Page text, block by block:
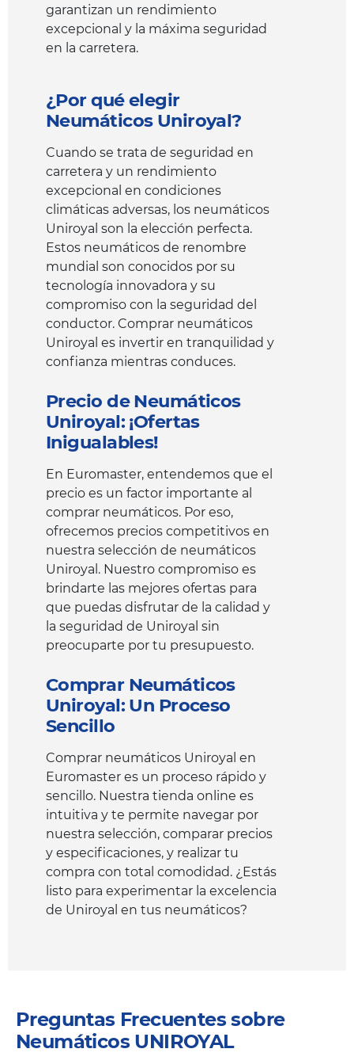
garantizan un rendimiento
excepcional y la máxima seguridad
en la carretera.
¿Por qué elegir
Neumáticos Uniroyal?
Cuando se trata de seguridad en
carretera y un rendimiento
excepcional en condiciones
climáticas adversas, los neumáticos
Uniroyal son la elección perfecta.
Estos neumáticos de renombre
mundial son conocidos por su
tecnología innovadora y su
compromiso con la seguridad del
conductor. Comprar neumáticos
Uniroyal es invertir en tranquilidad y
confianza mientras conduces.
Precio de Neumáticos
Uniroyal: ¡Ofertas
Inigualables!
En Euromaster, entendemos que el
precio es un factor importante al
comprar neumáticos. Por eso,
ofrecemos precios competitivos en
nuestra selección de neumáticos
Uniroyal. Nuestro compromiso es
brindarte las mejores ofertas para
que puedas disfrutar de la calidad y
la seguridad de Uniroyal sin
preocuparte por tu presupuesto.
Comprar Neumáticos
Uniroyal: Un Proceso
Sencillo
Comprar neumáticos Uniroyal en
Euromaster es un proceso rápido y
sencillo. Nuestra tienda online es
intuitiva y te permite navegar por
nuestra selección, comparar precios
y especificaciones, y realizar tu
compra con total comodidad. ¿Estás
listo para experimentar la excelencia
de Uniroyal en tus neumáticos?
Preguntas Frecuentes sobre
Neumáticos UNIROYAL